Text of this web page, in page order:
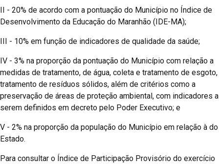
II - 20% de acordo com a pontuação do Município no Índice de
Desenvolvimento da Educação do Maranhão (IDE-MA);
III - 10% em função de indicadores de qualidade da saúde;
IV - 3% na proporção da pontuação do Município com relação a
medidas de tratamento, de água, coleta e tratamento de esgoto,
tratamento de resíduos sólidos, além de critérios como a
preservação de áreas de proteção ambiental, com indicadores a
serem definidos em decreto pelo Poder Executivo; e
V - 2% na proporção da população do Município em relação à do
Estado.
Para consultar o Índice de Participação Provisório do exercício